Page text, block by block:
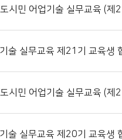
시민 어업기술 실무교육 (제
술 실무교육 제21기 교육생
시민 어업기술 실무교육 (제
술 실무교육 제20기 교육생